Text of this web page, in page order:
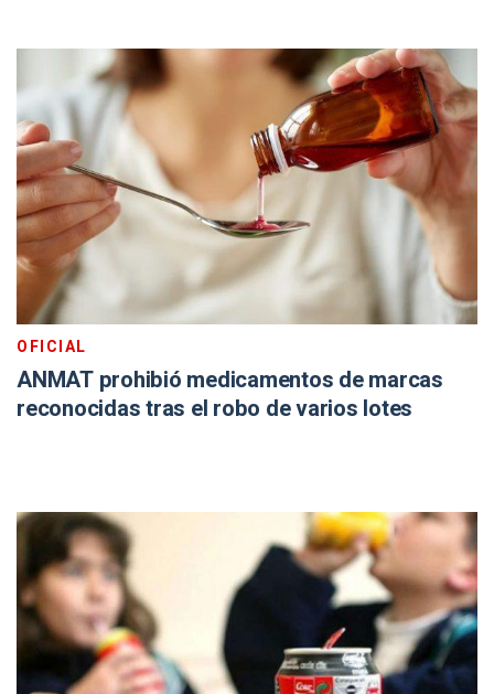
OFICIAL
ANMAT prohibió medicamentos de marcas
reconocidas tras el robo de varios lotes